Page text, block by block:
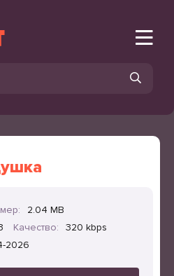
2.04 MB
Качество:
320 kbps
2026